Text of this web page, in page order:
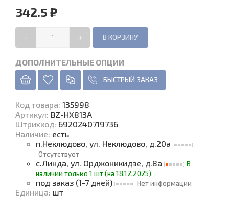
342.5 ₽
- +
ДОПОЛНИТЕЛЬНЫЕ ОПЦИИ
БЫСТРЫЙ ЗАКАЗ
Код товара: 135998
Артикул: BZ-HX813A
Штрихкод: 6920240719736
Наличие: есть
п.Неклюдово, ул. Неклюдово, д.20а
Отсутствует
с.Линда, ул. Орджоникидзе, д.8а
В
наличии только 1 шт (на 18.12.2025)
под заказ (1-7 дней) Нет информации
Единица: шт